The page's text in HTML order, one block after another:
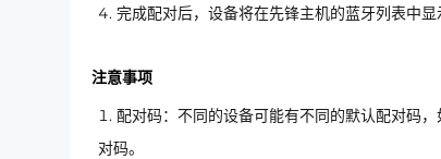
完成配对后，设备将在先锋主机的蓝牙列表中显
注意事项
配对码：不同的设备可能有不同的默认配对码
对码。